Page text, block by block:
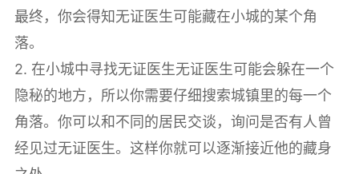
最终，你会得知无证医生可能藏在小城的某个角
落。
2. 在小城中寻找无证医生无证医生可能会躲在一个
隐秘的地方，所以你需要仔细搜索城镇里的每一个
角落。你可以和不同的居民交谈，询问是否有人曾
经见过无证医生。这样你就可以逐渐接近他的藏身